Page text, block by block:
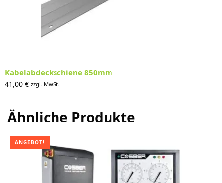
Kabelabdeckschiene 850mm
41,00 € zzgl. MwSt.
Ähnliche Produkte
ANGEBOT!